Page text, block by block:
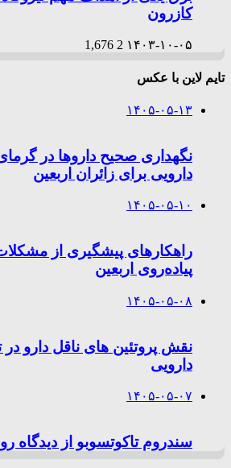
کازرون
۱۴۰۳-۱۰-۰۵ 2
1,676
تایم لاین با عکس
۱۴۰۵-۰۵-۱۳
نگهداری صحیح داروها در
دارویی برای زائران اربعین
۱۴۰۵-۰۵-۱۰
راهکارهای پیشگیری از
پیاده‌روی اربعین
۱۴۰۵-۰۵-۰۸
نقش پروتئین های ناقل دارو در
دارویی
۱۴۰۵-۰۵-۰۷
سندروم تاکوتسوبو از دیدگاه